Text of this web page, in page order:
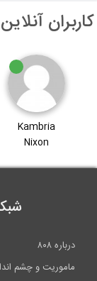
کاربران آنلاین
احسان توسلی
درباره ۸۰۸
ماموریت و چشم انداز